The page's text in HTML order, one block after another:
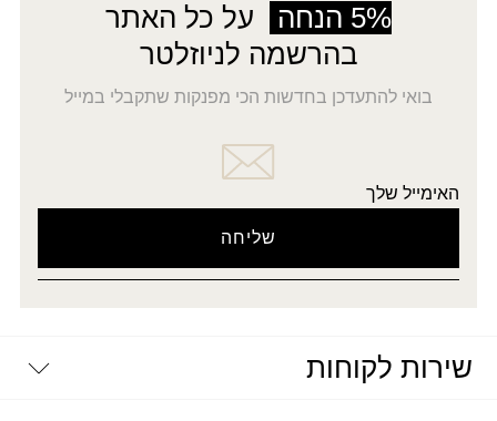
5% הנחה
על כל האתר
בהרשמה לניוזלטר
בואי להתעדכן בחדשות הכי מפנקות שתקבלי במייל
האימייל שלך
שירות לקוחות